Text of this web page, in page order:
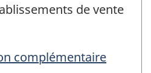
de vente
complémentaire